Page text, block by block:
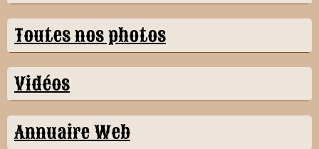
Toutes nos photos
Vidéos
Annuaire Web